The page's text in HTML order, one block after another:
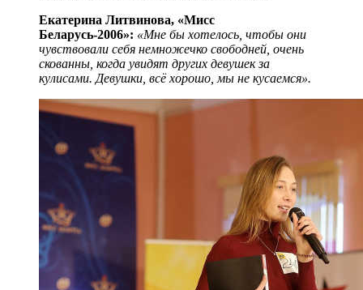
Екатерина Литвинова, «Мисс
Беларусь-2006»: «Мне бы хотелось, чтобы они
чувствовали себя немножечко свободней, очень
скованны, когда увидят других девушек за
кулисами. Девушки, всё хорошо, мы не кусаемся».